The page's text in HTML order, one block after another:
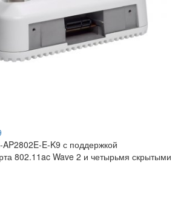
E-K9 с поддержкой
802.11ac Wave 2 и четырьмя скрытыми